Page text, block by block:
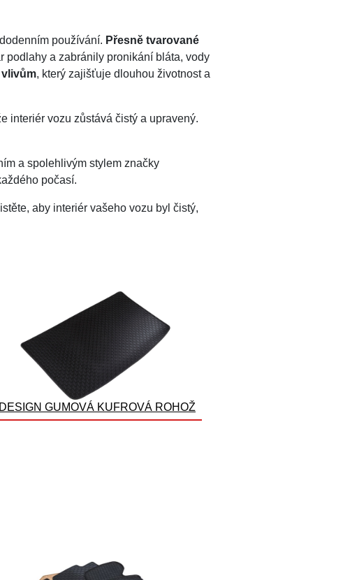
používání. Přesně tvarované
podlahy a zabránily pronikání bláta, vody
, který zajišťuje dlouhou životnost a
interiér vozu zůstává čistý a upravený.
a spolehlivým stylem značky
počasí.
aby interiér vašeho vozu byl čistý,
DESIGN GUMOVÁ KUFROVÁ ROHOŽ